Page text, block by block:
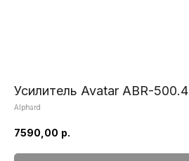
Усилитель Avatar ABR-500.4
Alphard
7590,00 р.